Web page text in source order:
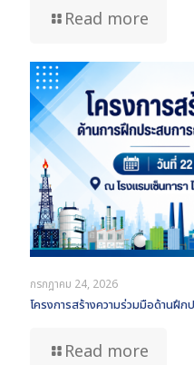
Read more
กรกฎาคม 24, 2026
โครงการสร้างความร่วมมือด้านฝึ
Read more